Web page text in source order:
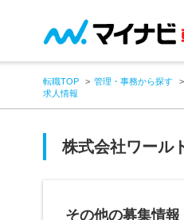
転職TOP 管理・事務から探す
求人情報
株式会社ワール
その他の募集情報